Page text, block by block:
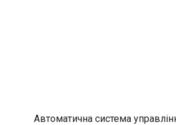
Автоматична система